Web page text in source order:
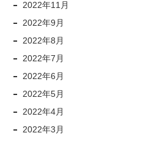
2022年11月
2022年9月
2022年8月
2022年7月
2022年6月
2022年5月
2022年4月
2022年3月